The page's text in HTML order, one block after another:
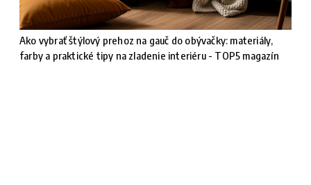
Ako vybrať štýlový prehoz na gauč do obývačky: materiály,
farby a praktické tipy na zladenie interiéru - TOP5 magazín